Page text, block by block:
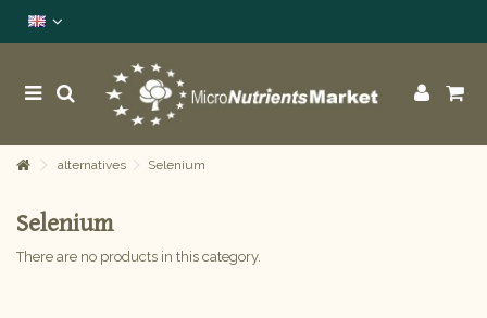
alternatives Selenium
Selenium
There are no products in this category.